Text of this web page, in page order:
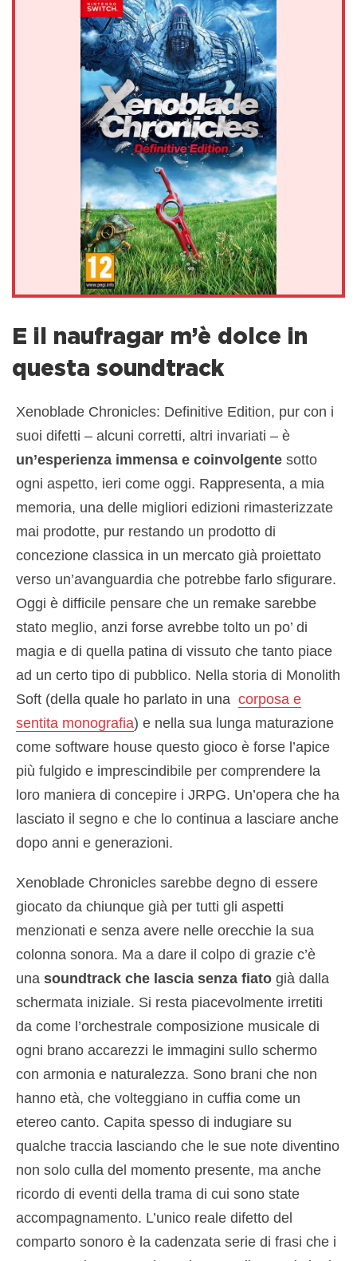
E il naufragar m’è dolce in
questa soundtrack
Xenoblade Chronicles: Definitive Edition, pur con i
suoi difetti – alcuni corretti, altri invariati – è
un’esperienza immensa e coinvolgente sotto
ogni aspetto, ieri come oggi. Rappresenta, a mia
memoria, una delle migliori edizioni rimasterizzate
mai prodotte, pur restando un prodotto di
concezione classica in un mercato già proiettato
verso un’avanguardia che potrebbe farlo sfigurare.
Oggi è difficile pensare che un remake sarebbe
stato meglio, anzi forse avrebbe tolto un po’ di
magia e di quella patina di vissuto che tanto piace
ad un certo tipo di pubblico. Nella storia di Monolith
Soft (della quale ho parlato in una corposa e
sentita monografia) e nella sua lunga maturazione
come software house questo gioco è forse l’apice
più fulgido e imprescindibile per comprendere la
loro maniera di concepire i JRPG. Un’opera che ha
lasciato il segno e che lo continua a lasciare anche
dopo anni e generazioni.
Xenoblade Chronicles sarebbe degno di essere
giocato da chiunque già per tutti gli aspetti
menzionati e senza avere nelle orecchie la sua
colonna sonora. Ma a dare il colpo di grazie c’è
una soundtrack che lascia senza fiato già dalla
schermata iniziale. Si resta piacevolmente irretiti
da come l’orchestrale composizione musicale di
ogni brano accarezzi le immagini sullo schermo
con armonia e naturalezza. Sono brani che non
hanno età, che volteggiano in cuffia come un
etereo canto. Capita spesso di indugiare su
qualche traccia lasciando che le sue note diventino
non solo culla del momento presente, ma anche
ricordo di eventi della trama di cui sono state
accompagnamento. L’unico reale difetto del
comparto sonoro è la cadenzata serie di frasi che i